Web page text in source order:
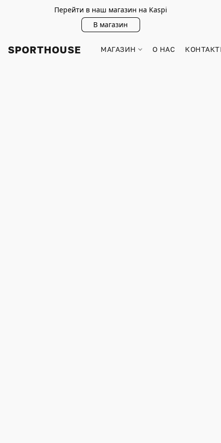
Перейти в наш магазин на Kaspi
В магазин
SPORTHOUSE МАГАЗИН О НАС